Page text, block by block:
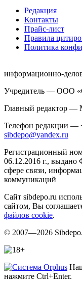
Редакция
Контакты
Прайс-лист
Правила
Политика
информационно-
Учредитель — ООО
Главный редактор —
Телефон редакции —
sibdepo@yandex.ru
Регистрационный
06.12.2016 г., выдано
сфере связи,
коммуникаций
Сайт sibdepo.ru
сайтом, Вы
файлов cookie.
© 2007—2026
нажмите Ctrl+Enter.